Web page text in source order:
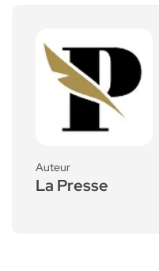
Auteur
La Presse